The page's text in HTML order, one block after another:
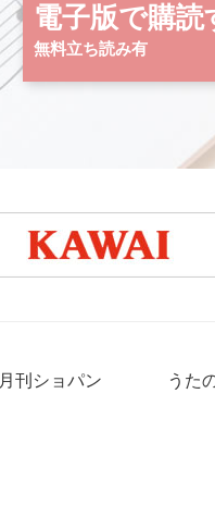
電子版で購読
無料立ち読み有
月刊ショパン うた